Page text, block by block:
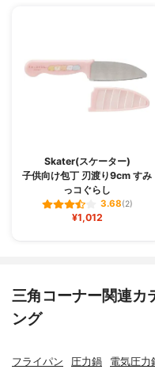
Skater(スケーター)
子供向け包丁 刃渡り9cm すみ
っコぐらし
3.68(2)
¥1,012
三角コーナー関連カ
ング
フライパン 圧力鍋 電気圧力